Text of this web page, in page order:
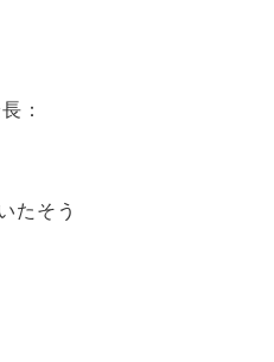
：
たそう